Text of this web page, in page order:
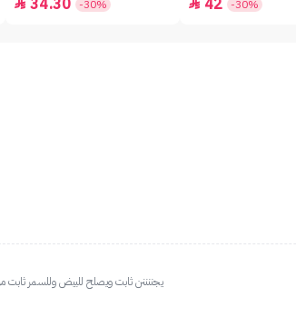
 34.30 -30%  42 -30%
يجننننن ثابت ويصلح للبيض وللسمر